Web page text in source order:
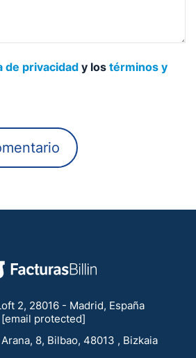
de privacidad y los términos y
2, 28016 - Madrid, España
[email protected]
8, Bilbao, 48013 , Bizkaia